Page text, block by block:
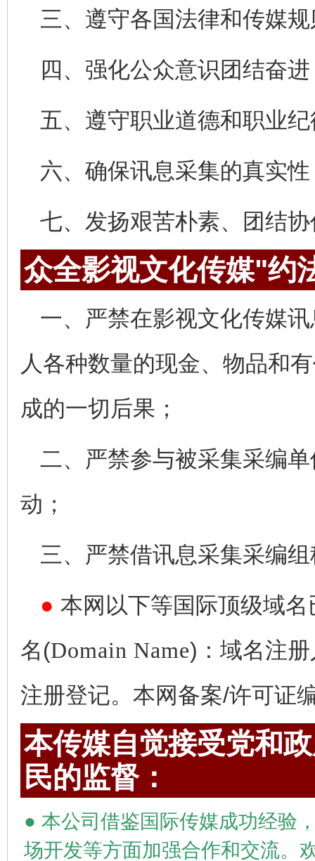
三、遵守各国法律和传媒
四、强化公众意识团结奋
五、遵守职业道德和职业
六、确保讯息采集的真实
七、发扬艰苦朴素、团结
众全影视文化传媒"约
一、严禁在影视文化传媒
人各种数量的现金、物品和
成的一切后果；
二、严禁参与被采集采编
动；
三、严禁借讯息采集采编
● 本网以下等国际顶级域
名(Domain Name)：域名注
注册登记。本网备案/许可证
本传媒自觉接受党和
民的监督：
● 本公司借鉴国际传媒成功经验
场开发等方面加强合作和交流。